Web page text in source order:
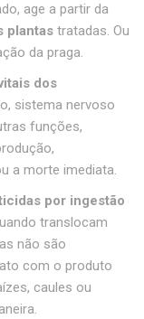
age a partir da
plantas tratadas. Ou
da praga.
dos
sistema nervoso
funções,
a morte imediata.
por ingestão
translocam
não são
com o produto
caules ou